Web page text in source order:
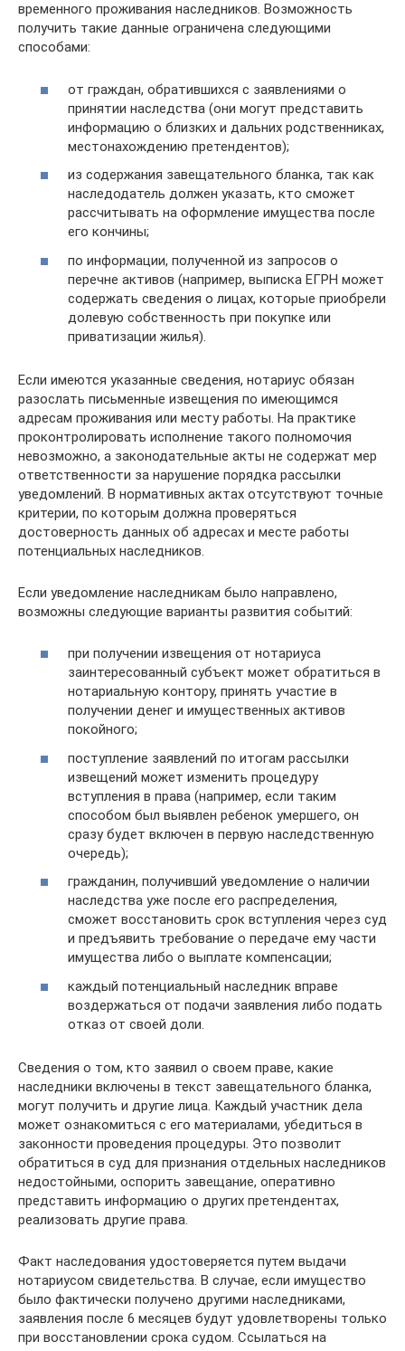
временного проживания наследников. Возможность
получить такие данные ограничена следующими
способами:
от граждан, обратившихся с заявлениями о
принятии наследства (они могут представить
информацию о близких и дальних родственниках,
местонахождению претендентов);
из содержания завещательного бланка, так как
наследодатель должен указать, кто сможет
рассчитывать на оформление имущества после
его кончины;
по информации, полученной из запросов о
перечне активов (например, выписка ЕГРН может
содержать сведения о лицах, которые приобрели
долевую собственность при покупке или
приватизации жилья).
Если имеются указанные сведения, нотариус обязан
разослать письменные извещения по имеющимся
адресам проживания или месту работы. На практике
проконтролировать исполнение такого полномочия
невозможно, а законодательные акты не содержат мер
ответственности за нарушение порядка рассылки
уведомлений. В нормативных актах отсутствуют точные
критерии, по которым должна проверяться
достоверность данных об адресах и месте работы
потенциальных наследников.
Если уведомление наследникам было направлено,
возможны следующие варианты развития событий:
при получении извещения от нотариуса
заинтересованный субъект может обратиться в
нотариальную контору, принять участие в
получении денег и имущественных активов
покойного;
поступление заявлений по итогам рассылки
извещений может изменить процедуру
вступления в права (например, если таким
способом был выявлен ребенок умершего, он
сразу будет включен в первую наследственную
очередь);
гражданин, получивший уведомление о наличии
наследства уже после его распределения,
сможет восстановить срок вступления через суд
и предъявить требование о передаче ему части
имущества либо о выплате компенсации;
каждый потенциальный наследник вправе
воздержаться от подачи заявления либо подать
отказ от своей доли.
Сведения о том, кто заявил о своем праве, какие
наследники включены в текст завещательного бланка,
могут получить и другие лица. Каждый участник дела
может ознакомиться с его материалами, убедиться в
законности проведения процедуры. Это позволит
обратиться в суд для признания отдельных наследников
недостойными, оспорить завещание, оперативно
представить информацию о других претендентах,
реализовать другие права.
Факт наследования удостоверяется путем выдачи
нотариусом свидетельства. В случае, если имущество
было фактически получено другими наследниками,
заявления после 6 месяцев будут удовлетворены только
при восстановлении срока судом. Ссылаться на